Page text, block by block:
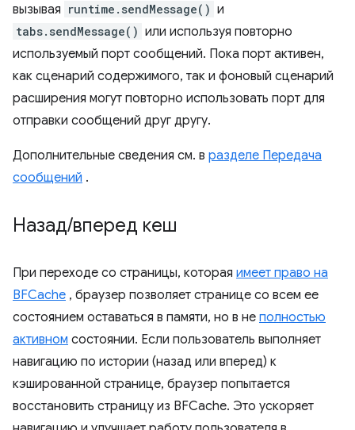
вызывая runtime.sendMessage() и
tabs.sendMessage() или используя повторно
используемый порт сообщений. Пока порт активен,
как сценарий содержимого, так и фоновый сценарий
расширения могут повторно использовать порт для
отправки сообщений друг другу.
Дополнительные сведения см. в разделе Передача
сообщений .
Назад/вперед кеш
При переходе со страницы, которая имеет право на
BFCache , браузер позволяет странице со всем ее
состоянием оставаться в памяти, но в не полностью
активном состоянии. Если пользователь выполняет
навигацию по истории (назад или вперед) к
кэшированной странице, браузер попытается
восстановить страницу из BFCache. Это ускоряет